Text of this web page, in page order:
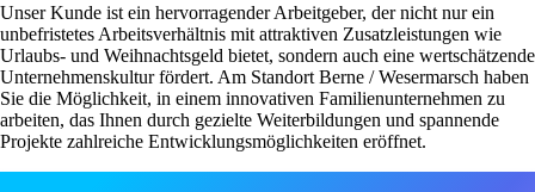
Unser Kunde ist ein hervorragender Arbeitgeber, der nicht nur ein
unbefristetes Arbeitsverhältnis mit attraktiven Zusatzleistungen wie
Urlaubs- und Weihnachtsgeld bietet, sondern auch eine wertschätzende
Unternehmenskultur fördert. Am Standort Berne / Wesermarsch haben
Sie die Möglichkeit, in einem innovativen Familienunternehmen zu
arbeiten, das Ihnen durch gezielte Weiterbildungen und spannende
Projekte zahlreiche Entwicklungsmöglichkeiten eröffnet.